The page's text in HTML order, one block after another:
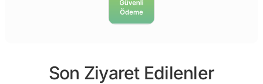
Son Ziyaret Edilenler